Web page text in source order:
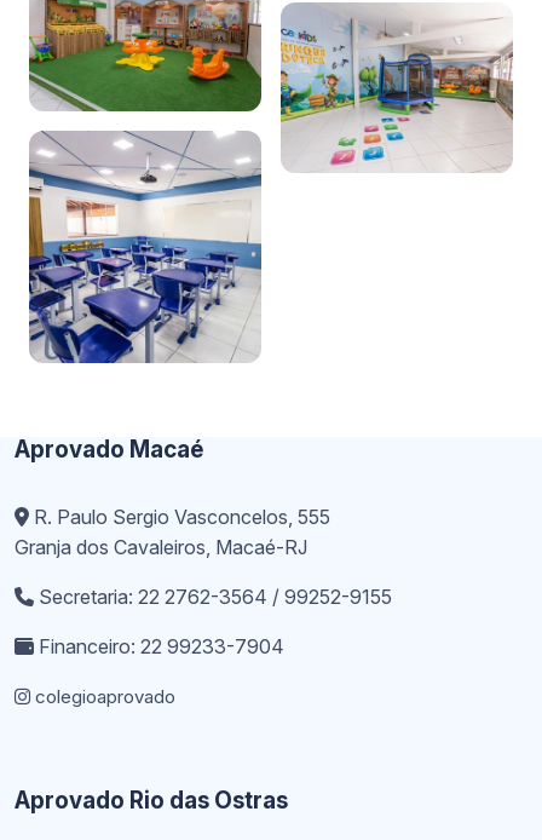
Aprovado Macaé
R. Paulo Sergio Vasconcelos, 555
Granja dos Cavaleiros, Macaé-RJ
Secretaria: 22 2762-3564 / 99252-9155
Financeiro: 22 99233-7904
colegioaprovado
Aprovado Rio das Ostras